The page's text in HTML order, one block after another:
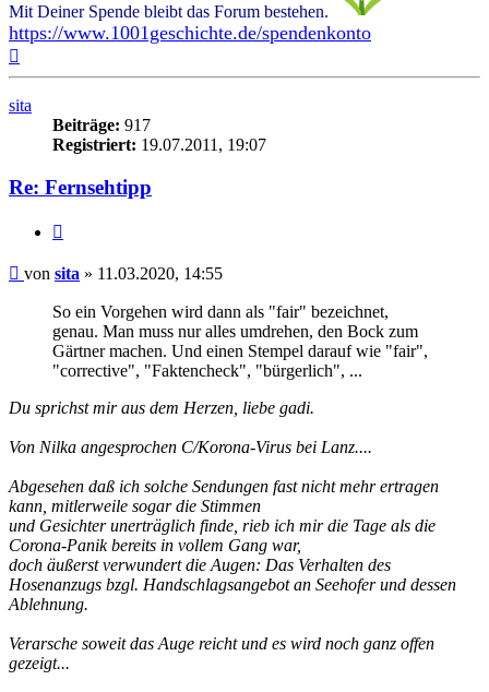
Mit Deiner Spende bleibt das Forum bestehen.
https://www.1001geschichte.de/spendenkonto
sita
Beiträge: 917
Registriert: 19.07.2011, 19:07
Re: Fernsehtipp
Beitrag
von sita » 11.03.2020, 14:55
So ein Vorgehen wird dann als "fair" bezeichnet,
genau. Man muss nur alles umdrehen, den Bock zum
Gärtner machen. Und einen Stempel darauf wie "fair",
"corrective", "Faktencheck", "bürgerlich", ...
Du sprichst mir aus dem Herzen, liebe gadi.
Von Nilka angesprochen C/Korona-Virus bei Lanz....
Abgesehen daß ich solche Sendungen fast nicht mehr ertragen
kann, mitlerweile sogar die Stimmen
und Gesichter unerträglich finde, rieb ich mir die Tage als die
Corona-Panik bereits in vollem Gang war,
doch äußerst verwundert die Augen: Das Verhalten des
Hosenanzugs bzgl. Handschlagsangebot an Seehofer und dessen
Ablehnung.
Verarsche soweit das Auge reicht und es wird noch ganz offen
gezeigt...